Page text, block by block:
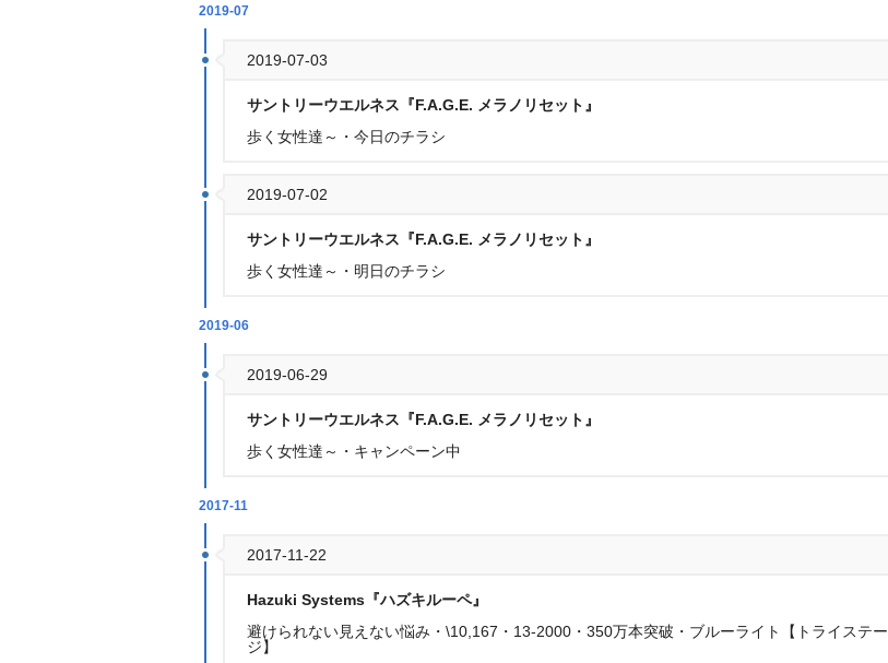
2019-07
2019-07-03
サントリーウエルネス『F.A.G.E. メラノリセット』
歩く女性達～・今日のチラシ
2019-07-02
サントリーウエルネス『F.A.G.E. メラノリセット』
歩く女性達～・明日のチラシ
2019-06
2019-06-29
サントリーウエルネス『F.A.G.E. メラノリセット』
歩く女性達～・キャンペーン中
2017-11
2017-11-22
Hazuki Systems『ハズキルーペ』
避けられない見えない悩み・\10,167・13-2000・350万本突破・ブルーライト【トライステー
ジ】